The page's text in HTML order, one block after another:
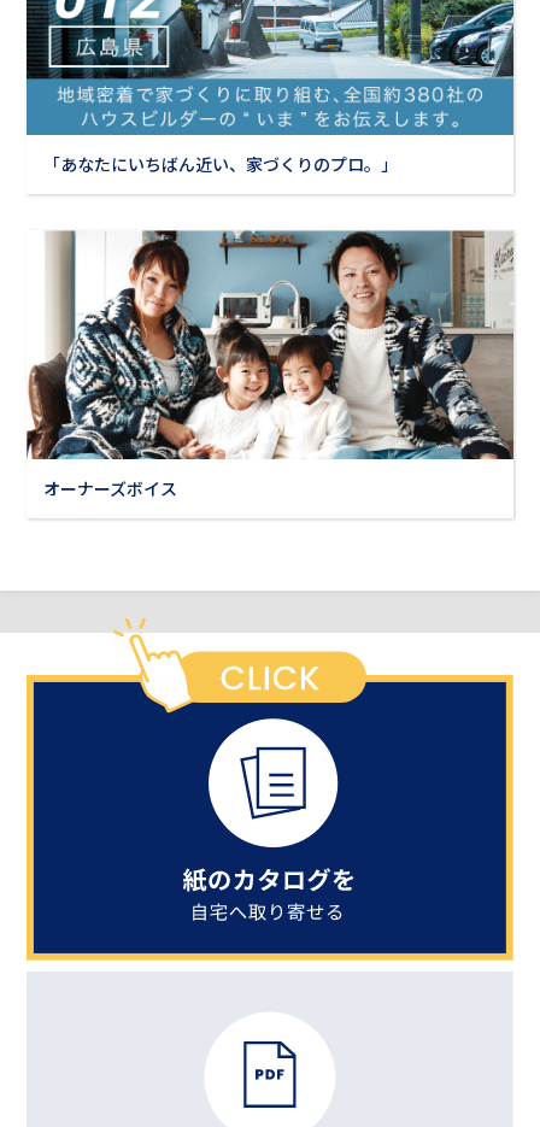
「あなたにいちばん近い、家づくりのプロ。」
オーナーズボイス